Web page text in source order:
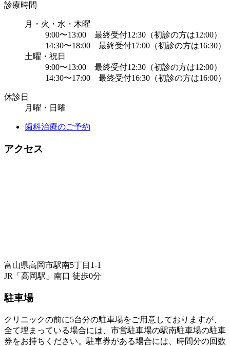
診療時間
月・火・水・木曜
9:00〜13:00 最終受付12:30（初診の方は12:00）
14:30〜18:00 最終受付17:00（初診の方は16:30）
土曜・祝日
9:00〜13:00 最終受付12:30（初診の方は12:00）
14:30〜17:00 最終受付16:30（初診の方は16:00）
休診日
月曜・日曜
歯科治療のご予約
アクセス
富山県高岡市駅南5丁目1-1
JR「高岡駅」南口 徒歩0分
駐車場
クリニックの前に5台分の駐車場をご用意しておりますが、
全て埋まっている場合には、市営駐車場の駅南駐車場の駐車
券をお持ちください。駐車券がある場合には、時間分の回数